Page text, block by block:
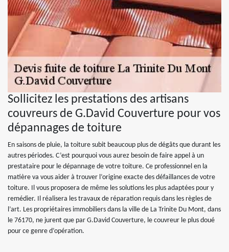
Sollicitez les prestations des artisans
couvreurs de G.David Couverture pour vos
dépannages de toiture
En saisons de pluie, la toiture subit beaucoup plus de dégâts que durant les
autres périodes. C’est pourquoi vous aurez besoin de faire appel à un
prestataire pour le dépannage de votre toiture. Ce professionnel en la
matière va vous aider à trouver l’origine exacte des défaillances de votre
toiture. Il vous proposera de même les solutions les plus adaptées pour y
remédier. Il réalisera les travaux de réparation requis dans les règles de
l’art. Les propriétaires immobiliers dans la ville de La Trinite Du Mont, dans
le 76170, ne jurent que par G.David Couverture, le couvreur le plus doué
pour ce genre d’opération.